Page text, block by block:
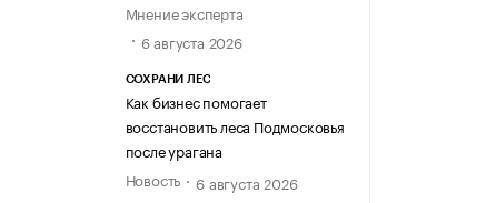
Мнение эксперта
6 августа 2026
СОХРАНИ ЛЕС
Как бизнес помогает
восстановить леса Подмосковья
после урагана
Новость
6 августа 2026